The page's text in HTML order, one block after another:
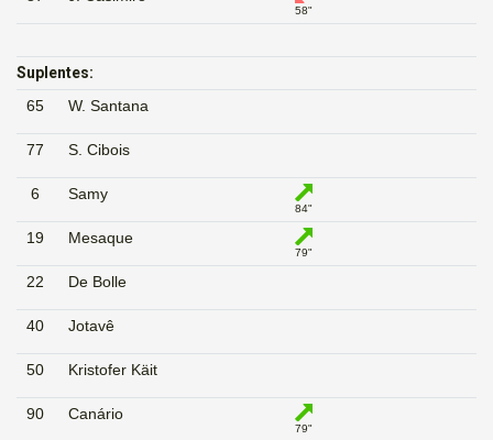
58"
Suplentes:
65
W. Santana
77 S. Cibois
6 Samy
84"
19 Mesaque
79"
22 De Bolle
40 Jotavê
50 Kristofer Käit
90 Canário
79"